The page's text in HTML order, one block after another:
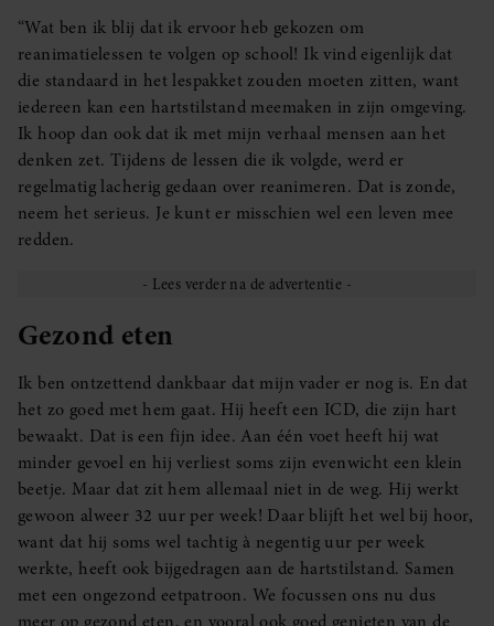
“Wat ben ik blij dat ik ervoor heb gekozen om
reanimatielessen te volgen op school! Ik vind eigenlijk dat
die standaard in het lespakket zouden moeten zitten, want
iedereen kan een hartstilstand meemaken in zijn omgeving.
Ik hoop dan ook dat ik met mijn verhaal mensen aan het
denken zet. Tijdens de lessen die ik volgde, werd er
regelmatig lacherig gedaan over reanimeren. Dat is zonde,
neem het serieus. Je kunt er misschien wel een leven mee
redden.
Gezond eten
Ik ben ontzettend dankbaar dat mijn vader er nog is. En dat
het zo goed met hem gaat. Hij heeft een ICD, die zijn hart
bewaakt. Dat is een fijn idee. Aan één voet heeft hij wat
minder gevoel en hij verliest soms zijn evenwicht een klein
beetje. Maar dat zit hem allemaal niet in de weg. Hij werkt
gewoon alweer 32 uur per week! Daar blijft het wel bij hoor,
want dat hij soms wel tachtig à negentig uur per week
werkte, heeft ook bijgedragen aan de hartstilstand. Samen
met een ongezond eetpatroon. We focussen ons nu dus